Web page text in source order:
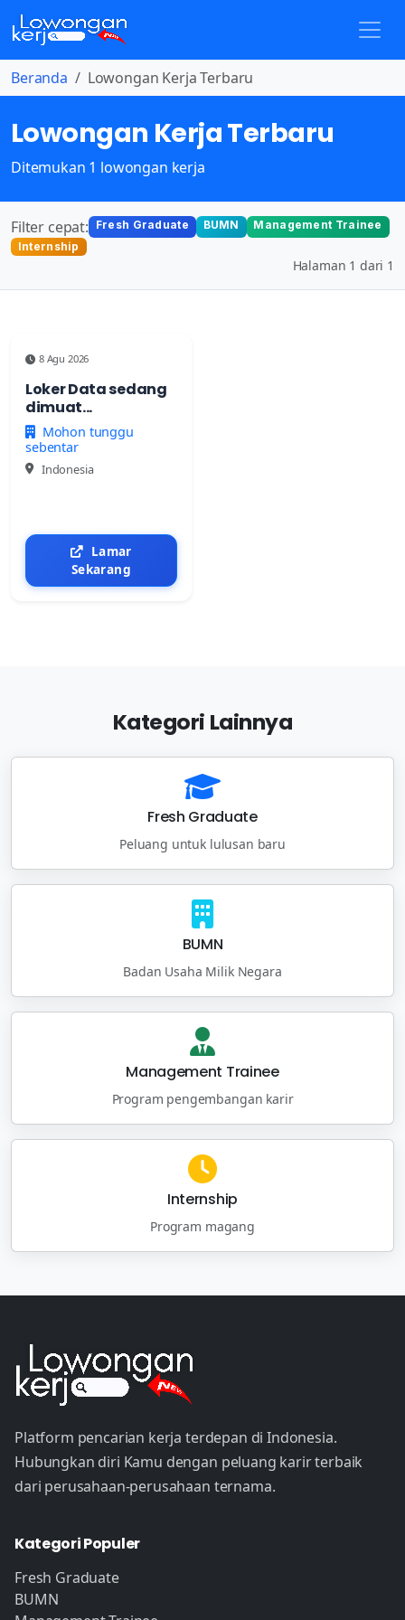
Beranda Lowongan Kerja Terbaru
Lowongan Kerja Terbaru
Ditemukan 1 lowongan kerja
Filter cepat: Fresh Graduate BUMN
Management Trainee
Internship
Halaman 1 dari 1
8 Agu 2026
Loker Data sedang
dimuat...
Mohon tunggu
sebentar
Indonesia
Lamar
Sekarang
Kategori Lainnya
Fresh Graduate
Peluang untuk lulusan baru
BUMN
Badan Usaha Milik Negara
Management Trainee
Program pengembangan karir
Internship
Program magang
Platform pencarian kerja terdepan di Indonesia.
Hubungkan diri Kamu dengan peluang karir terbaik
dari perusahaan-perusahaan ternama.
Kategori Populer
Fresh Graduate
BUMN